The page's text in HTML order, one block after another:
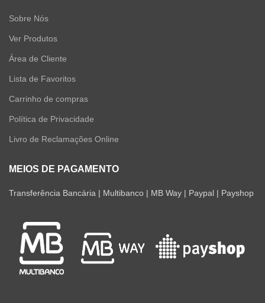
Sobre Nós
Ver Produtos
Área de Cliente
Lista de Favoritos
Carrinho de compras
Política de Privacidade
Livro de Reclamações Online
MEIOS DE PAGAMENTO
Transferência Bancária | Multibanco | MB Way | Paypal | Payshop